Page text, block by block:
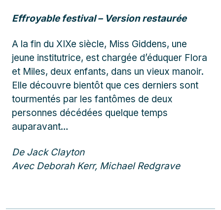
Effroyable festival – Version restaurée
A la fin du XIXe siècle, Miss Giddens, une
jeune institutrice, est chargée d’éduquer Flora
et Miles, deux enfants, dans un vieux manoir.
Elle découvre bientôt que ces derniers sont
tourmentés par les fantômes de deux
personnes décédées quelque temps
auparavant…
De Jack Clayton
Avec Deborah Kerr, Michael Redgrave